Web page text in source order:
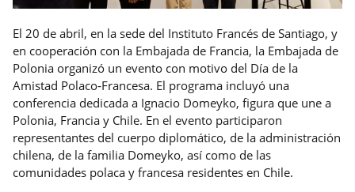
El 20 de abril, en la sede del Instituto Francés de Santiago, y
en cooperación con la Embajada de Francia, la Embajada de
Polonia organizó un evento con motivo del Día de la
Amistad Polaco‑Francesa. El programa incluyó una
conferencia dedicada a Ignacio Domeyko, figura que une a
Polonia, Francia y Chile. En el evento participaron
representantes del cuerpo diplomático, de la administración
chilena, de la familia Domeyko, así como de las
comunidades polaca y francesa residentes en Chile.